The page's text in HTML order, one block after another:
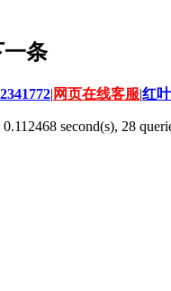
| 网页在线客服|红
0.112468 second(s), 28